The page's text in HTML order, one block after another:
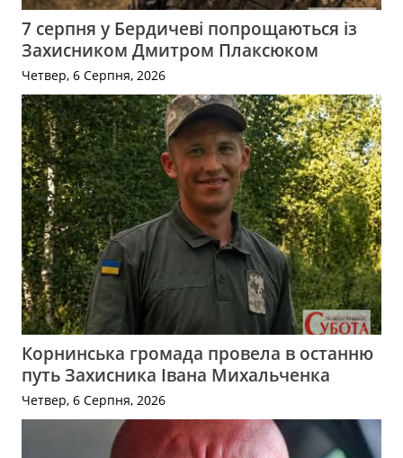
7 серпня у Бердичеві попрощаються із
Захисником Дмитром Плаксюком
Четвер, 6 Серпня, 2026
Корнинська громада провела в останню
путь Захисника Івана Михальченка
Четвер, 6 Серпня, 2026